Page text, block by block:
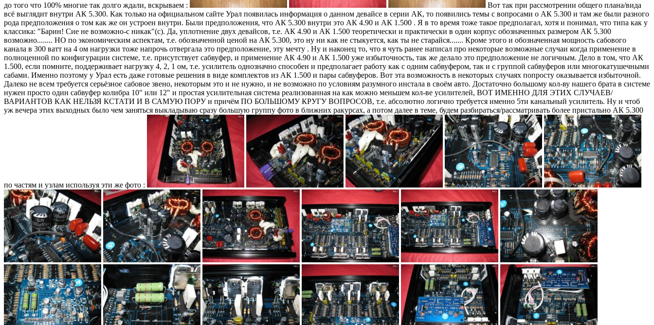
до того что 100% многие так долго ждали, вскрываем :
Вот так при рассмотрении общего плана/вида
всё выглядит внутри АК 5.300. Как только на официальном сайте Урал появилась информация о данном девайсе в серии АК, то появились темы с вопросами о АК 5.300 и там же были разного
рода предположения о том как же он устроен внутри. Были предположения, что АК 5.300 внутри это АК 4.90 и АК 1.500 . Я в то время тоже такое предполагал, хотя и понимал, что типа как у
классика: "Барин! Сие не возможно-с никак"(с). Да, уплотнение двух девайсов, т.е. АК 4.90 и АК 1.500 теоретически и практически в один корпус обозначенных размером АК 5.300
возможно........ НО по экономическим аспектам, т.е. обозначенной ценой на АК 5.300, это ну ни как не стыкуется, как ты не старайся....... Кроме этого и обозначенная мощность сабового
канала в 300 ватт на 4 ом нагрузки тоже напрочь отвергала это предположение, эту мечту . Ну и наконец то, что я чуть ранее написал про некоторые возможные случаи когда применение в
полноценной по конфигурации системе, т.е. присутствует сабвуфер, и применение АК 4.90 и АК 1.500 уже избыточность, так же делало это предположение не логичным. Дело в том, что АК
1.500, если помните, поддерживает нагрузку 4, 2, 1 ом, т.е. усилитель однозначно способен и предполагает работу как с одним сабвуфером, так и с группой сабвуферов или многокатушечными
сабами. Именно поэтому у Урал есть даже готовые решения в виде комплектов из АК 1.500 и пары сабвуферов. Вот эта возможность в некоторых случаях попросту оказывается избыточной.
Далеко не всем требуется серьёзное сабовое звено, некоторым это и не нужно, и не возможно по условиям разумного инстала в своём авто. Достаточно большому кол-ву нашего брата в системе
нужен просто один сабвуфер колибра 10" или 12" и простая усилительная система реализованная на как можно меньшем кол-ве усилителей, ВОТ ИМЕННО ДЛЯ ЭТИХ СЛУЧАЕВ/
ВАРИАНТОВ КАК НЕЛЬЗЯ КСТАТИ И В САМУЮ ПОРУ и причём ПО БОЛЬШОМУ КРУГУ ВОПРОСОВ, т.е. абсолютно логично требуется именно 5ти канальный усилитель. Ну и чтоб
уж вечера этих выходных было чем заняться выкладываю сразу большую группу фото в ближних ракурсах, а потом далее в теме, будем разбираться/рассматривать более пристально АК 5.300
по частям и узлам используя эти же фото :